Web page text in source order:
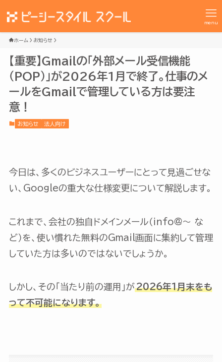
menu
ホーム お知らせ
【重要】Gmailの「外部メール受信機能
（POP）」が2026年1月で終了。仕事のメ
ールをGmailで管理している方は要注
意！
お知らせ 法人向け
今日は、多くのビジネスユーザーにとって見過ごせな
い、Googleの重大な仕様変更について解説します。
これまで、会社の独自ドメインメール（info@～ な
ど）を、使い慣れた無料のGmail画面に集約して管理
していた方は多いのではないでしょうか。
しかし、その「当たり前の運用」が2026年1月末をも
って不可能になります。